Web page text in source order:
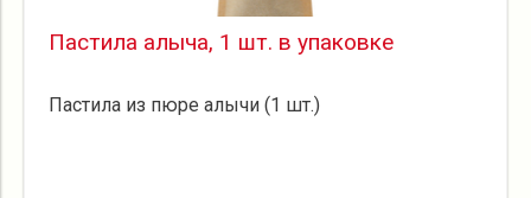
Пастила алыча, 1 шт. в упаковке
Пастила из пюре алычи (1 шт.)